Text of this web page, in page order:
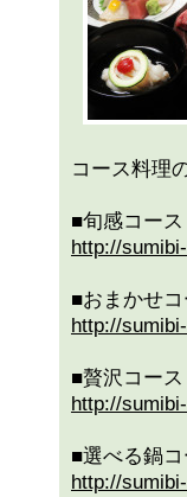
コース料理
■旬感コース
http://
■おまかせ
http://
■贅沢コース
http://
■選べる鍋
http://